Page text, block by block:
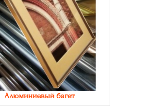
Алюминиевый багет